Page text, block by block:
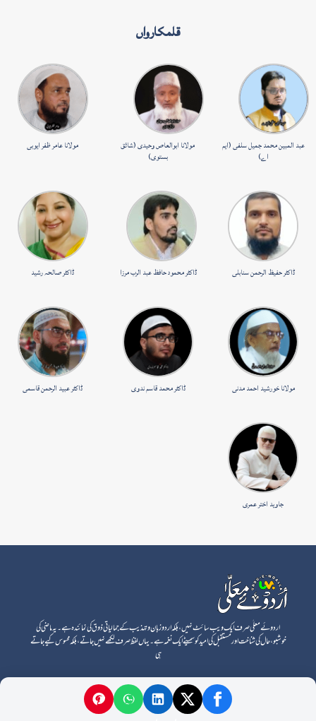
قلمکارواں
عبد المبین محمد جمیل سلفی (ایم
اے)
مولانا ابوالعاص وحیدی (شائق
بستوی)
مولانا عامر ظفر ایوبی
ڈاکٹر حفیظ الرحمن سنابلی ڈاکٹر محمود حافظ عبد الرب مرزا ڈاکٹر صالحہ رشید
مولانا خورشید احمد مدنی ڈاکٹر محمد قاسم ندوی ڈاکٹر عبید الرحمن قاسمی
جاوید اختر عمری
اردوئے معلٰی صرف ایک ویب سائٹ نہیں، بلکہ اردو زبان و تہذیب کے جمالیاتی ذوق کی نمائندہ ہے۔ یہ ماضی کی
خوشبو، حال کی شناخت اور مستقبل کی امید کو سمیٹے ایک نغمہ ہے۔ یہاں لفظ صرف لکھے نہیں جاتے، بلکہ محسوس کیے جاتے
ہی